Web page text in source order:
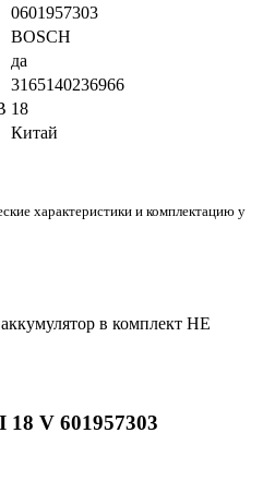
0601957303
BOSCH
да
3165140236966
18
Китай
характеристики и комплектацию у
в комплект НЕ
18 V 601957303